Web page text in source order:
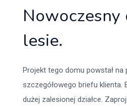
lesie.
Projekt tego domu powstał na
szczegółowego briefu klienta.
dużej zalesionej działce.